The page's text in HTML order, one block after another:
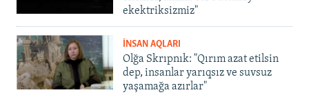
ekektriksizmiz"
İNSAN AQLARI
Olğa Skrıpnık: "Qırım azat etilsin
dep, insanlar yarıqsız ve suvsuz
yaşamağa azırlar"